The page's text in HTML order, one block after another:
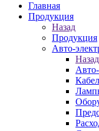
Главная
Продукция
Назад
Продукция
Авто-
Назад